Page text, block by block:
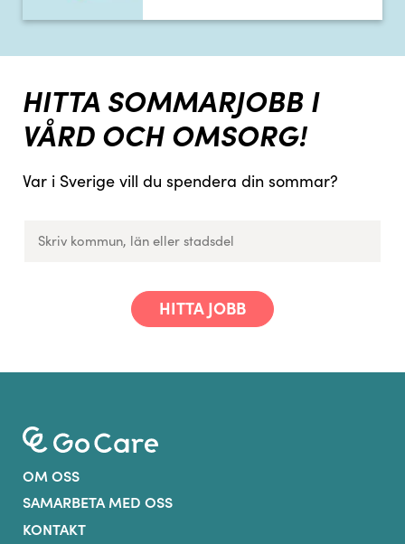
HITTA SOMMARJOBB I
VÅRD OCH OMSORG!
Var i Sverige vill du spendera din sommar?
HITTA JOBB
OM OSS
SAMARBETA MED OSS
KONTAKT